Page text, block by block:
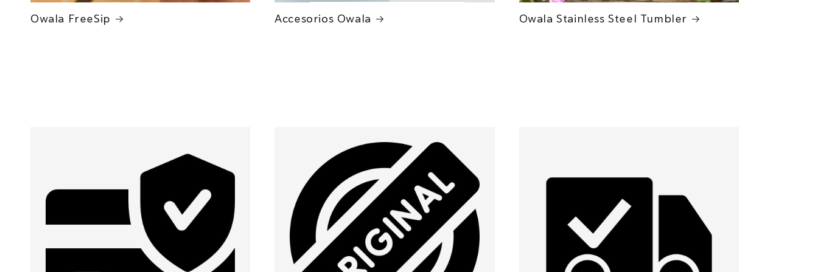
Owala FreeSip Accesorios Owala Owala Stainless Steel Tumbler